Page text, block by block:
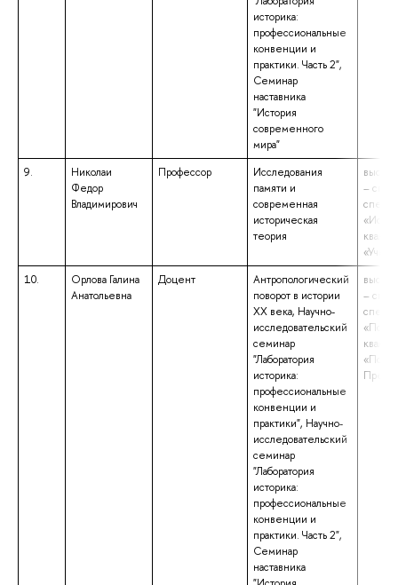
историка:
профессиональные
конвенции и
практики. Часть 2",
Семинар
наставника
"История
современного
мира"
9.
Николаи
Федор
Владимирович
Профессор
Исследования
памяти и
современная
историческая
теория
–
10.
Орлова Галина
Анатольевна
Доцент
Антропологический
поворот в истории
ХХ века, Научно-
исследовательский
семинар
"Лаборатория
историка:
профессиональные
конвенции и
практики", Научно-
исследовательский
семинар
"Лаборатория
историка:
профессиональные
конвенции и
практики. Часть 2",
Семинар
наставника
–